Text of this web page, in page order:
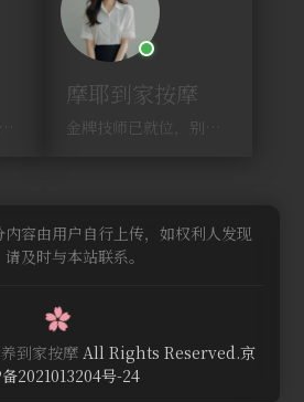
上门技师30分钟速达，别问，快约！
摩耶到家按摩
金牌技师已就位，别纠结，马上预约！
容由用户自行上传，如权利人发现
及时与本站联系。
到家按摩All Rights Reserved.京
2021013204号-24